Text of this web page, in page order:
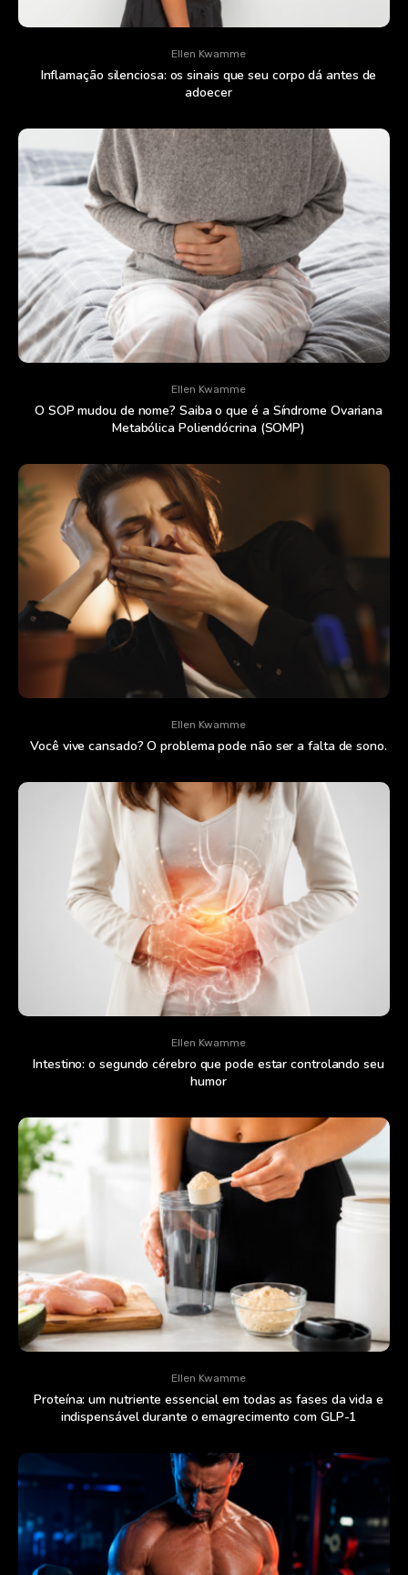
Ellen Kwamme
Inflamação silenciosa: os sinais que seu corpo dá antes de
adoecer
Ellen Kwamme
O SOP mudou de nome? Saiba o que é a Síndrome Ovariana
Metabólica Poliendócrina (SOMP)
Ellen Kwamme
Você vive cansado? O problema pode não ser a falta de sono.
Ellen Kwamme
Intestino: o segundo cérebro que pode estar controlando seu
humor
Ellen Kwamme
Proteína: um nutriente essencial em todas as fases da vida e
indispensável durante o emagrecimento com GLP-1